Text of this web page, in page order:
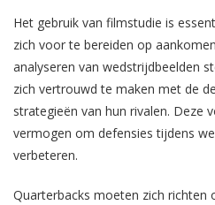
Het gebruik van filmstudie is
zich voor te bereiden op
analyseren van wedstrijdbeelden
zich vertrouwd te maken met de
strategieën van hun rivalen. Deze
vermogen om defensies tijdens
verbeteren.
Quarterbacks moeten zich richten